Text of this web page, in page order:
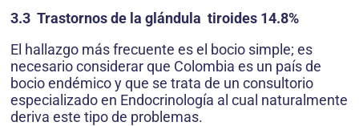
3.3 Trastornos de la glándula tiroides 14.8%
El hallazgo más frecuente es el bocio simple; es
necesario considerar que Colombia es un país de
bocio endémico y que se trata de un consultorio
especializado en Endocrinología al cual naturalmente
deriva este tipo de problemas.